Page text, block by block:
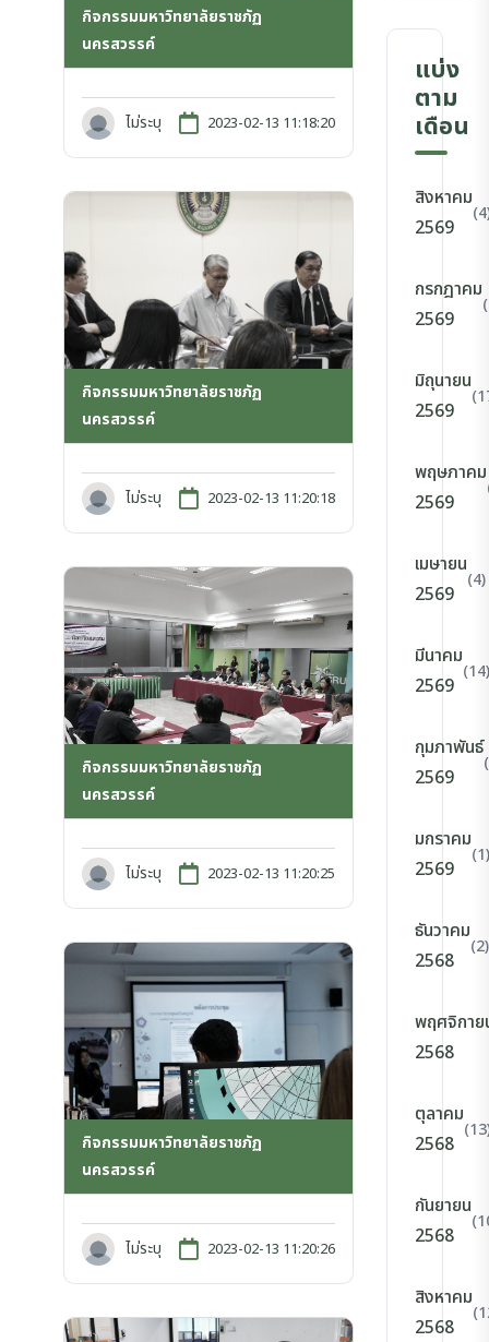
กิจกรรมมหาวิทยาลัยราชภัฏ
นครสวรรค์
ไม่ระบุ 2023-02-13 11:18:20
กิจกรรมมหาวิทยาลัยราชภัฏ
นครสวรรค์
ไม่ระบุ 2023-02-13 11:20:18
กิจกรรมมหาวิทยาลัยราชภัฏ
นครสวรรค์
ไม่ระบุ 2023-02-13 11:20:25
กิจกรรมมหาวิทยาลัยราชภัฏ
นครสวรรค์
ไม่ระบุ 2023-02-13 11:20:26
แบ่ง
ตาม
เดือน
สิงหาคม
2569
กรกฎาคม
2569
มิถุนายน
2569
พฤษภาคม
2569
เมษายน
2569
(4)
มีนาคม
2569
(14)
กุมภาพันธ์
2569
มกราคม
2569
(1)
ธันวาคม
2568
(2)
พฤศจิกาย
2568
ตุลาคม
2568
กันยายน
2568
สิงหาคม
2568